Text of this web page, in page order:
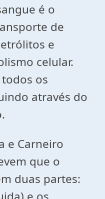
é o
de
e
celular.
os
através do
e Carneiro
que o
duas partes: